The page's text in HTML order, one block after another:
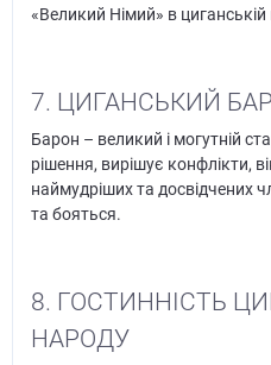
«Великий Німий» в
7. ЦИГАНСЬКИЙ
Барон – великий і могутній
рішення, вирішує конфлікти,
наймудріших та досвідчених
та бояться.
8. ГОСТИННІСТЬ
НАРОДУ